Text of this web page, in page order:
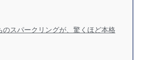
のスパークリングが、驚くほど本格